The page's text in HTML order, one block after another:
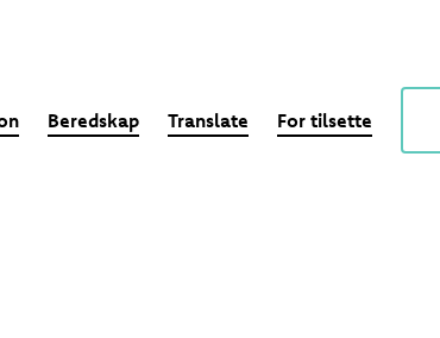
Beredskap Translate For tilsette